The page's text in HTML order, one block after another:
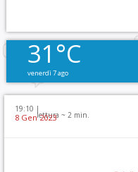
31°C
venerdì 7 ago
19:10 |
lettura ~ 2 min.
8 Gen 2023